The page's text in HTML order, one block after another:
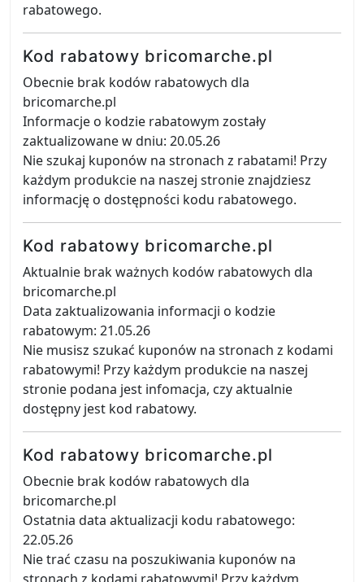
rabatowego.
Kod rabatowy bricomarche.pl
Obecnie brak kodów rabatowych dla
bricomarche.pl
Informacje o kodzie rabatowym zostały
zaktualizowane w dniu: 20.05.26
Nie szukaj kuponów na stronach z rabatami! Przy
każdym produkcie na naszej stronie znajdziesz
informację o dostępności kodu rabatowego.
Kod rabatowy bricomarche.pl
Aktualnie brak ważnych kodów rabatowych dla
bricomarche.pl
Data zaktualizowania informacji o kodzie
rabatowym: 21.05.26
Nie musisz szukać kuponów na stronach z kodami
rabatowymi! Przy każdym produkcie na naszej
stronie podana jest infomacja, czy aktualnie
dostępny jest kod rabatowy.
Kod rabatowy bricomarche.pl
Obecnie brak kodów rabatowych dla
bricomarche.pl
Ostatnia data aktualizacji kodu rabatowego:
22.05.26
Nie trać czasu na poszukiwania kuponów na